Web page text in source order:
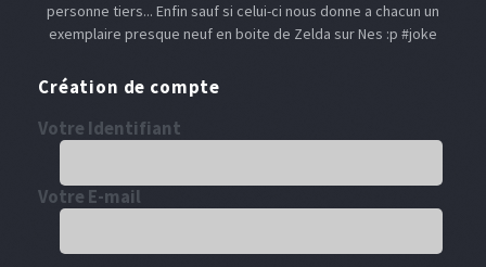
personne tiers... Enfin sauf si celui-ci nous donne a chacun un
exemplaire presque neuf en boite de Zelda sur Nes :p #joke
Création de compte
Votre Identifiant
Votre E-mail